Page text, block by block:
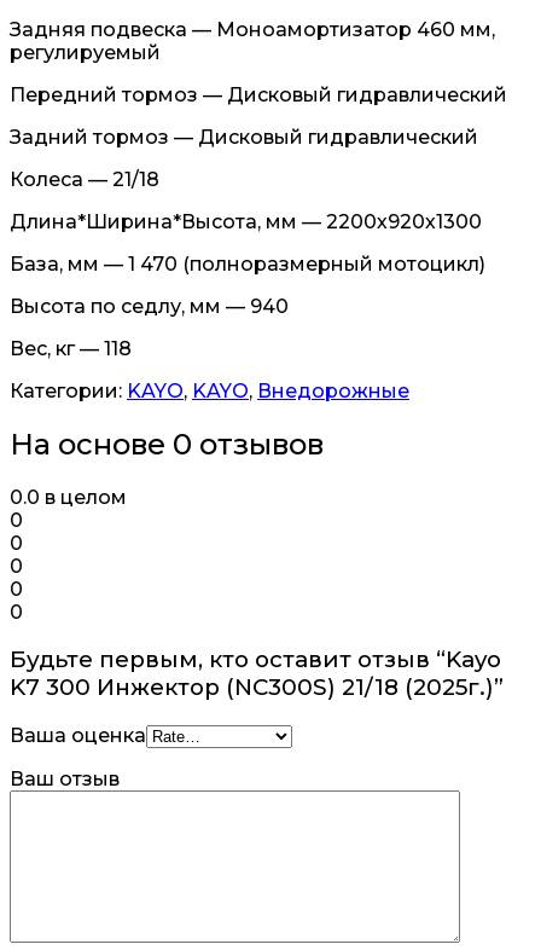
Задняя подвеска — Моноамортизатор 460 мм,
регулируемый
Передний тормоз — Дисковый гидравлический
Задний тормоз — Дисковый гидравлический
Колеса — 21/18
Длина*Ширина*Высота, мм — 2200х920х1300
База, мм — 1 470 (полноразмерный мотоцикл)
Высота по седлу, мм — 940
Вес, кг — 118
Категории: KAYO, KAYO, Внедорожные
На основе 0 отзывов
0.0 в целом
0
0
0
0
0
Будьте первым, кто оставит отзыв “Kayo
K7 300 Инжектор (NC300S) 21/18 (2025г.)”
Ваша оценка
Ваш отзыв